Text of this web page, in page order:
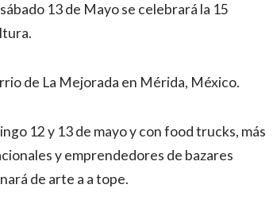
13 de Mayo se celebrará la 15
de La Mejorada en Mérida, México.
12 y 13 de mayo y con food trucks, más
y emprendedores de bazares
de arte a a tope.